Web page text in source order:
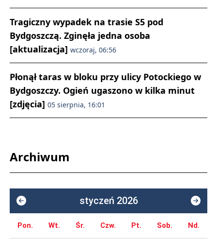
Tragiczny wypadek na trasie S5 pod
Bydgoszczą. Zginęła jedna osoba
[aktualizacja] wczoraj, 06:56
Płonął taras w bloku przy ulicy Potockiego w
Bydgoszczy. Ogień ugaszono w kilka minut
[zdjęcia] 05 sierpnia, 16:01
Archiwum
styczeń 2026
Pon. Wt. Śr. Czw. Pt. Sob. Nd.